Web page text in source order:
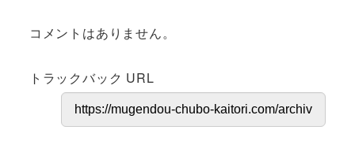
コメントはありません。
トラックバック URL